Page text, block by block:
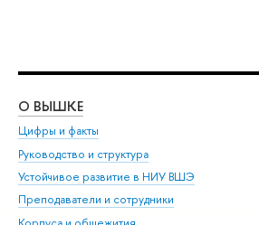
О ВЫШКЕ
Цифры и факты
Руководство и структура
Устойчивое развитие в НИУ ВШЭ
Преподаватели и сотрудники